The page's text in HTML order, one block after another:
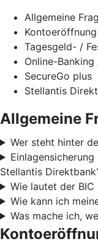
Allgemeine
Kontoeröffnung
Tagesgeld- /
Online-
SecureGo plus
Stellantis
Allgemeine
Wer steht hinter
Stellantis
Wie lautet der
Wie kann ich
Was mache ich,